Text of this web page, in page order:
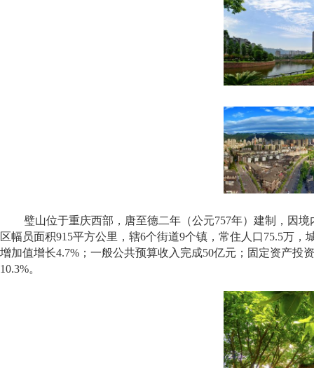
璧山位于重庆西部，唐至德二年（公元757年）建制，因
区幅员面积915平方公里，辖6个街道9个镇，常住人口75.5万
增加值增长4.7%；一般公共预算收入完成50亿元；固定资产投
10.3%。